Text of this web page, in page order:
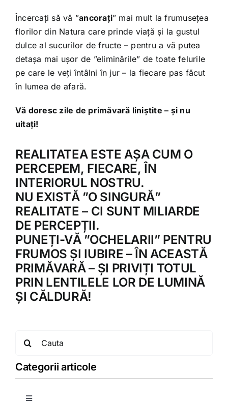
Încercați să vă ”ancorați” mai mult la frumusețea
florilor din Natura care prinde viață și la gustul
dulce al sucurilor de fructe – pentru a vă putea
detașa mai ușor de ”eliminările” de toate felurile
pe care le veți întâlni în jur – la fiecare pas făcut
în lumea de afară.
Vă doresc zile de primăvară liniștite – și nu
uitați!
REALITATEA ESTE AȘA CUM O
PERCEPEM, FIECARE, ÎN
INTERIORUL NOSTRU.
NU EXISTĂ ”O SINGURĂ”
REALITATE – CI SUNT MILIARDE
DE PERCEPȚII.
PUNEȚI-VĂ ”OCHELARII” PENTRU
FRUMOS ȘI IUBIRE – ÎN ACEASTĂ
PRIMĂVARĂ – ȘI PRIVIȚI TOTUL
PRIN LENTILELE LOR DE LUMINĂ
ȘI CĂLDURĂ!
Categorii articole
Toggle